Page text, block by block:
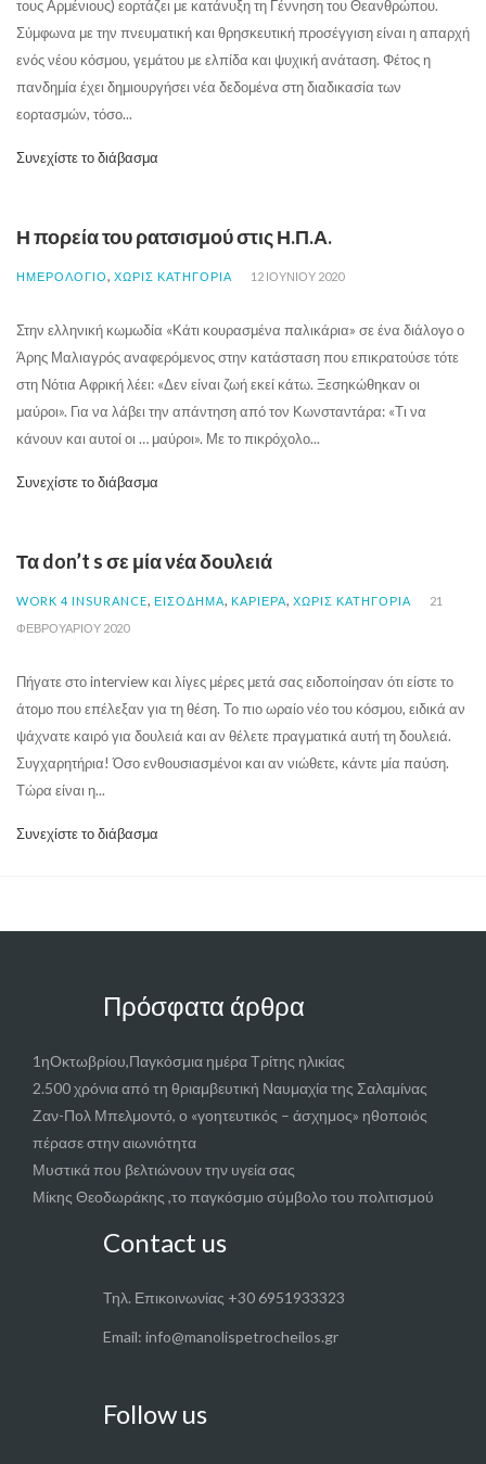
τους Αρμένιους) εορτάζει με κατάνυξη τη Γέννηση του Θεανθρώπου.
Σύμφωνα με την πνευματική και θρησκευτική προσέγγιση είναι η απαρχή
ενός νέου κόσμου, γεμάτου με ελπίδα και ψυχική ανάταση. Φέτος η
πανδημία έχει δημιουργήσει νέα δεδομένα στη διαδικασία των
εορτασμών, τόσο...
Συνεχίστε το διάβασμα
Η πορεία του ρατσισμού στις Η.Π.Α.
ΗΜΕΡΟΛΟΓΙΟ, ΧΩΡΊΣ ΚΑΤΗΓΟΡΊΑ 12 ΙΟΥΝΊΟΥ 2020
Στην ελληνική κωμωδία «Κάτι κουρασμένα παλικάρια» σε ένα διάλογο ο
Άρης Μαλιαγρός αναφερόμενος στην κατάσταση που επικρατούσε τότε
στη Νότια Αφρική λέει: «Δεν είναι ζωή εκεί κάτω. Ξεσηκώθηκαν οι
μαύροι». Για να λάβει την απάντηση από τον Κωνσταντάρα: «Τι να
κάνουν και αυτοί οι … μαύροι». Με το πικρόχολο...
Συνεχίστε το διάβασμα
Τα don’t s σε μία νέα δουλειά
WORK 4 INSURANCE, ΕΙΣΟΔΗΜΑ, ΚΑΡΙΕΡΑ, ΧΩΡΊΣ ΚΑΤΗΓΟΡΊΑ
21
ΦΕΒΡΟΥΑΡΊΟΥ 2020
Πήγατε στο interview και λίγες μέρες μετά σας ειδοποίησαν ότι είστε το
άτομο που επέλεξαν για τη θέση. Το πιο ωραίο νέο του κόσμου, ειδικά αν
ψάχνατε καιρό για δουλειά και αν θέλετε πραγματικά αυτή τη δουλειά.
Συγχαρητήρια! Όσο ενθουσιασμένοι και αν νιώθετε, κάντε μία παύση.
Τώρα είναι η...
Συνεχίστε το διάβασμα
Πρόσφατα άρθρα
1ηΟκτωβρίου,Παγκόσμια ημέρα Τρίτης ηλικίας
2.500 χρόνια από τη θριαμβευτική Ναυμαχία της Σαλαμίνας
Ζαν-Πολ Μπελμοντό, ο «γοητευτικός – άσχημος» ηθοποιός
πέρασε στην αιωνιότητα
Μυστικά που βελτιώνουν την υγεία σας
Μίκης Θεοδωράκης ,το παγκόσμιο σύμβολο του πολιτισμού
Contact us
Τηλ. Επικοινωνίας +30 6951933323
Email: info@manolispetrocheilos.gr
Follow us